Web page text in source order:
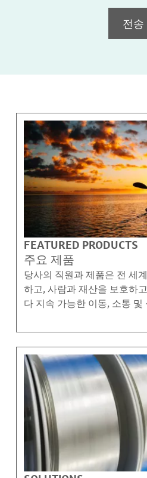
전송
FEATURED PRODUCTS
주요 제품
당사의 직원과 제품은 전 세
하고, 사람과 재산을 보호하
다 지속 가능한 이동, 소통